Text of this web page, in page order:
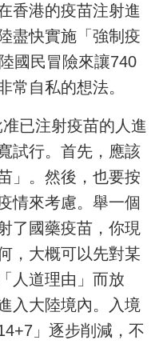
香港的疫苗注射進
盡快實施「強制疫
國民冒險來讓740
常自私的想法。
已注射疫苗的人進
試行。首先，應該
」。然後，也要按
情來考慮。舉一個
了國藥疫苗，你現
，大概可以先對某
人道理由」而放
入大陸境內。入境
」逐步削減，不